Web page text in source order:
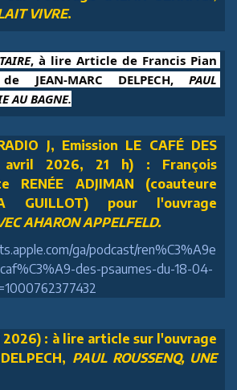
VIVRE.
, à lire Article de Francis Pian
JEAN-MARC DELPECH, PAUL
AU BAGNE.
J, Emission LE CAFÉ DES
avril 2026, 21 h) : François
RENÉE ADJIMAN (coauteure
GUILLOT) pour l'ouvrage
AHARON APPELFELD.
ga/podcast/ren%C3%A9e
des-psaumes-du-18-04-
2026) : à lire article sur l'ouvrage
PAUL ROUSSENQ, UNE